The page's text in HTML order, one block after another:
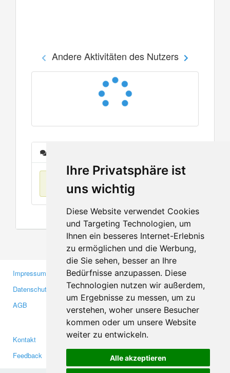
Ihre Privatsphäre ist
uns wichtig
Diese Website verwendet Cookies
und Targeting Technologien, um
Ihnen ein besseres Internet-Erlebnis
zu ermöglichen und die Werbung,
die Sie sehen, besser an Ihre
Bedürfnisse anzupassen. Diese
Technologien nutzen wir außerdem,
um Ergebnisse zu messen, um zu
verstehen, woher unsere Besucher
kommen oder um unsere Website
weiter zu entwickeln.
Alle akzeptieren
Andere Aktivitäten des Nutzers
Keine Einträge
Impressum
Datenschutzerklärung
AGB
Gewerbetreibende
Investoren
Medien
Kontakt
Feedback
Facebook
Twitter
YouTube